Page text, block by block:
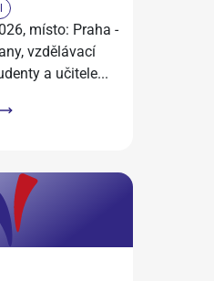
místo: Praha -
vzdělávací
a učitele...